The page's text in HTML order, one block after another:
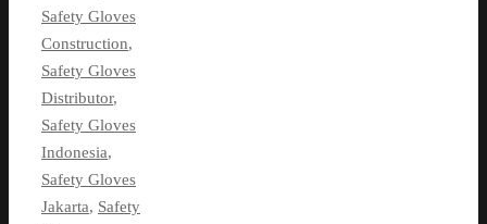
Safety Gloves
Construction,
Safety Gloves
Distributor,
Safety Gloves
Indonesia,
Safety Gloves
Jakarta, Safety